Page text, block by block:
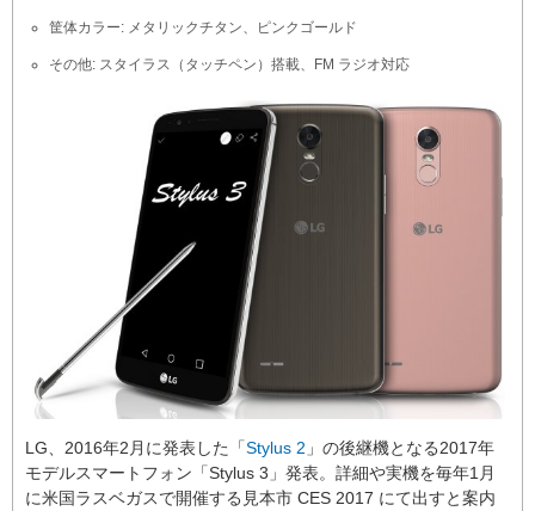
筐体カラー: メタリックチタン、ピンクゴールド
その他: スタイラス（タッチペン）搭載、FM ラジオ対応
LG、2016年2月に発表した「Stylus 2 」の後継機となる2017年
モデルスマートフォン「Stylus 3」発表。詳細や実機を毎年1月
に米国ラスベガスで開催する見本市 CES 2017 にて出すと案内